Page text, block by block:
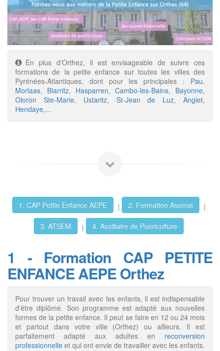
En plus d'Orthez, il est envisageable de suivre ces
formations de la petite enfance sur toutes les villes des
Pyrénées-Atlantiques, dont pour les principales : Pau,
Morlaas, Biarritz, Hasparren,Cambo-les-Bains, Bayonne,
Oloron Ste-Marie, Ustaritz, St-Jean de Luz,Anglet,
Hendaye,...
1. CAP Petite Enfance AEPE | 2. Formation Assmat
|
3. ATSEM
| 4. Auxiliaire de Puériculture
1 - Formation CAP PETITE
ENFANCE AEPE Orthez
Pour trouver un travail avec les enfants, il est indispensable
d'être diplômé. Son programme est adapté aux nouvelles
formes de la petite enfance. Il peut se faire en 12 ou 24 mois
et partout dans votre ville (Orthez) ou ailleurs. Il est
parfaitement adapté aux adultes en reconversion
professionnelle et qui ont envie de travailler avec les enfants.